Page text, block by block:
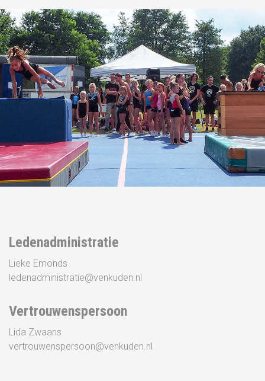
Ledenadministratie
Lieke Emonds
ledenadministratie@venkuden.nl
Vertrouwenspersoon
Lida Zwaans
vertrouwenspersoon@venkuden.nl